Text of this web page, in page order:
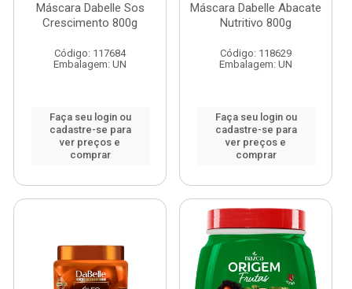
Máscara Dabelle Sos
Crescimento 800g
Código: 117684
Embalagem: UN
Faça seu login ou
cadastre-se para
ver preços e
comprar
Máscara Dabelle Abacate
Nutritivo 800g
Código: 118629
Embalagem: UN
Faça seu login ou
cadastre-se para
ver preços e
comprar